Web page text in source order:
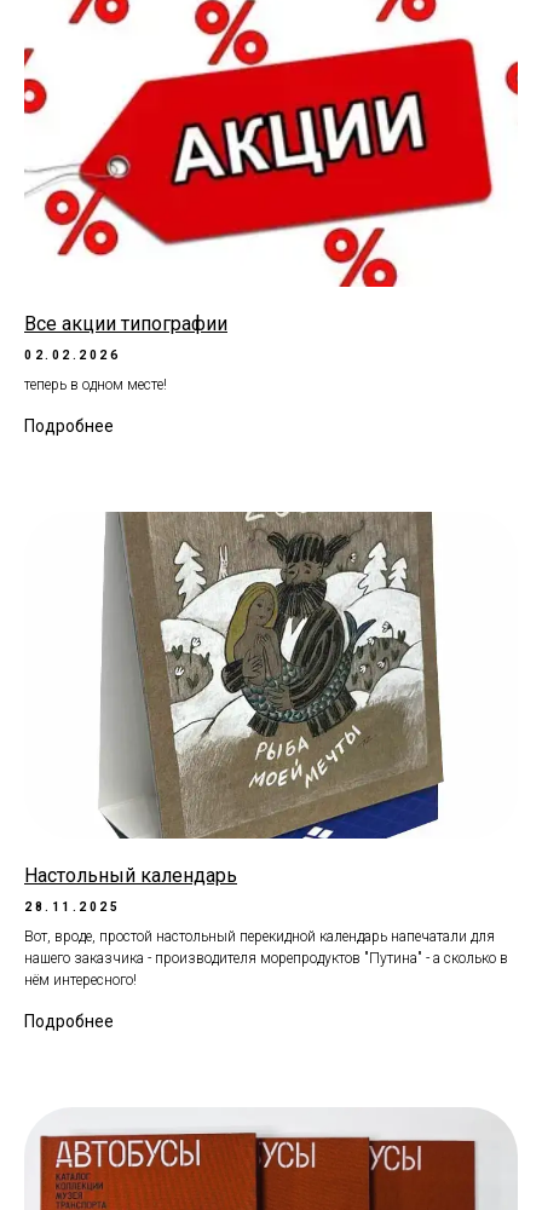
Все акции типографии
02.02.2026
теперь в одном месте!
Подробнее
Настольный календарь
28.11.2025
Вот, вроде, простой настольный перекидной календарь напечатали для
нашего заказчика - производителя морепродуктов "Путина" - а сколько в
нём интересного!
Подробнее